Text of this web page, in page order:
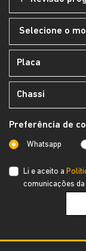
Preferência de
Whatsapp
Li e aceito a
comunicações